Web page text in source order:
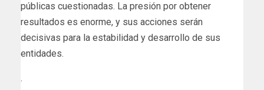
públicas cuestionadas. La presión por obtener
resultados es enorme, y sus acciones serán
decisivas para la estabilidad y desarrollo de sus
entidades.
.